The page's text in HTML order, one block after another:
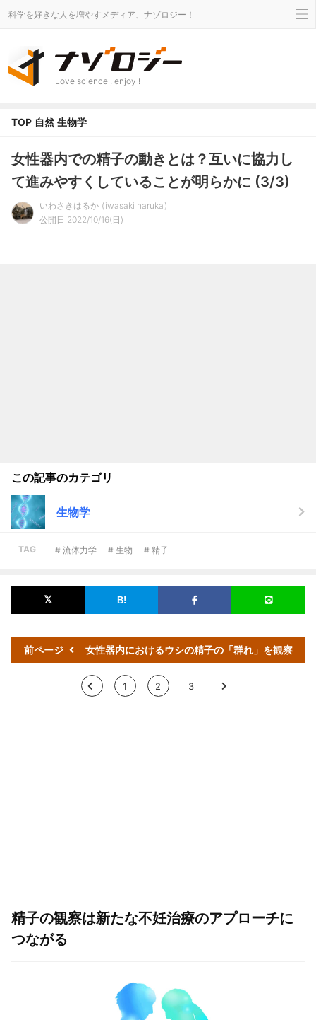
科学を好きな人を増やすメディア、ナゾロジー！
Love science , enjoy !
TOP 自然 生物学
女性器内での精子の動きとは？互いに協力し
て進みやすくしていることが明らかに (3/3)
いわさきはるか
iwasaki haruka
公開日 2022/10/16(日)
この記事のカテゴリ
生物学
TAG # 流体力学 # 生物 # 精子
前ページ 女性器内におけるウシの精子の「群れ」を観察
< 1 2 3 >
精子の観察は新たな不妊治療のアプローチに
つながる